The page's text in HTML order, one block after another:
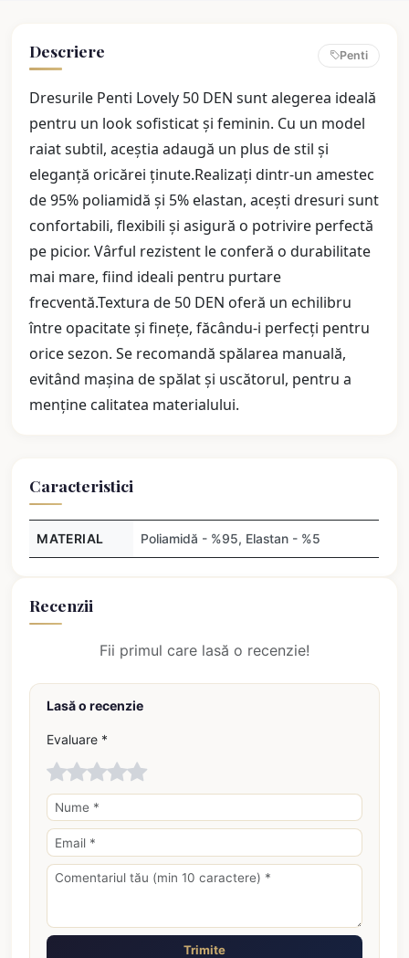
Descriere Penti
Dresurile Penti Lovely 50 DEN sunt alegerea ideală
pentru un look sofisticat și feminin. Cu un model
raiat subtil, aceștia adaugă un plus de stil și
eleganță oricărei ținute.Realizați dintr-un amestec
de 95% poliamidă și 5% elastan, acești dresuri sunt
confortabili, flexibili și asigură o potrivire perfectă
pe picior. Vârful rezistent le conferă o durabilitate
mai mare, fiind ideali pentru purtare
frecventă.Textura de 50 DEN oferă un echilibru
între opacitate și finețe, făcându-i perfecți pentru
orice sezon. Se recomandă spălarea manuală,
evitând mașina de spălat și uscătorul, pentru a
menține calitatea materialului.
Caracteristici
MATERIAL Poliamidă - %95, Elastan - %5
Recenzii
Fii primul care lasă o recenzie!
Lasă o recenzie
Evaluare *
Trimite